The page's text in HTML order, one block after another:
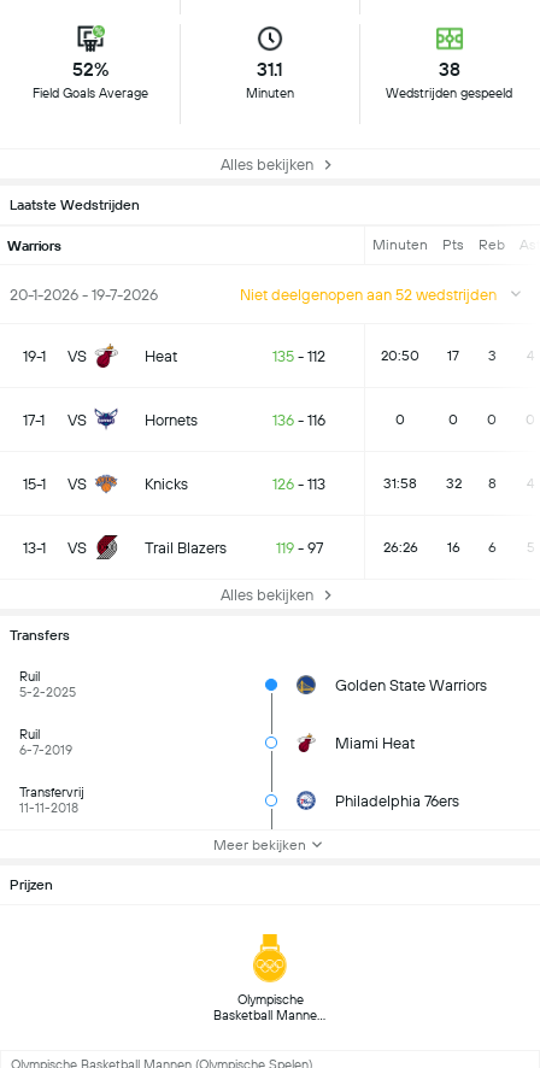
52%
Field Goals Average
31.1
Minuten
38
Wedstrijden gespeeld
Alles bekijken
Laatste Wedstrijden
Warriors Minuten Pts Reb Ast
20-1-2026 - 19-7-2026 Niet deelgenopen aan 52 wedstrijden
19-1 VS Heat 135 - 112 20:50 17 3 4
17-1 VS Hornets 136 - 116 0 0 0 0
15-1 VS Knicks 126 - 113 31:58 32 8 4
13-1 VS Trail Blazers 119- 97 26:26 16 6 5
Alles bekijken
Transfers
Ruil
5-2-2025
Golden State Warriors
Ruil
6-7-2019
Miami Heat
Transfervrij
11-11-2018
Philadelphia 76ers
Meer bekijken
Prijzen
Olympische
Basketball Mannen